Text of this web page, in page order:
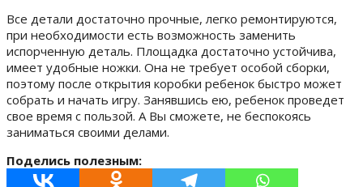
Все детали достаточно прочные, легко ремонтируются,
при необходимости есть возможность заменить
испорченную деталь. Площадка достаточно устойчива,
имеет удобные ножки. Она не требует особой сборки,
поэтому после открытия коробки ребенок быстро может
собрать и начать игру. Занявшись ею, ребенок проведет
свое время с пользой. А Вы сможете, не беспокоясь
заниматься своими делами.
Поделись полезным: